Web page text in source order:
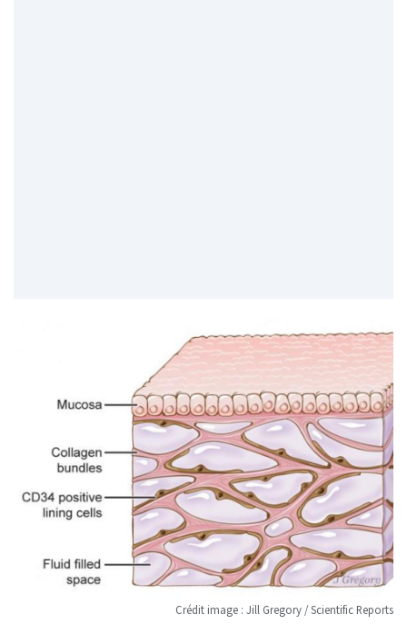
Crédit image : Jill Gregory / Scientific Reports